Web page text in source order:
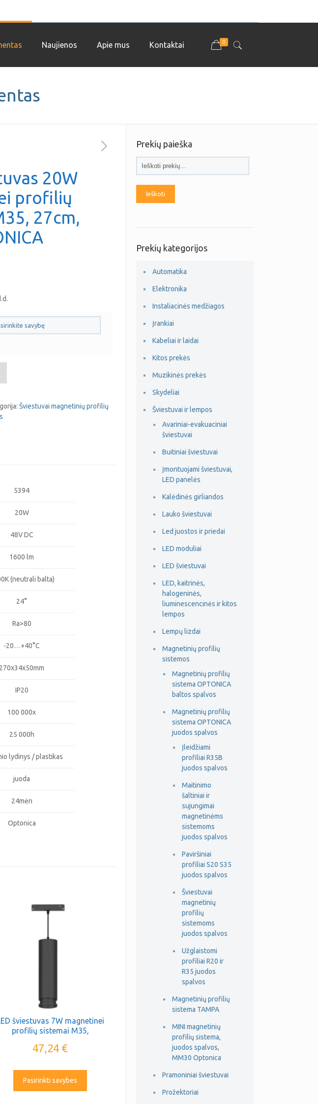
Naujienos Apie mus Kontaktai 0
20W
profilių
27cm,
Šviestuvai magnetinių profilių
5394
20W
48V DC
1600 lm
(neutrali balta)
24°
Ra>80
-20…+40°C
270x34x50mm
IP20
100 000x
25 000h
lydinys / plastikas
juoda
24mėn
Optonica
šviestuvas 7W magnetinei
profilių sistemai M35,
47,24 €
Pasirinkti savybes
Prekių paieška
Ieškoti
Prekių kategorijos
Automatika
Elektronika
Instaliacinės medžiagos
Įrankiai
Kabeliai ir laidai
Kitos prekės
Muzikinės prekės
Skydeliai
Šviestuvai ir lempos
Avariniai-evakuaciniai
šviestuvai
Buitiniai šviestuvai
Įmontuojami šviestuvai,
LED panelės
Kalėdinės girliandos
Lauko šviestuvai
Led juostos ir priedai
LED moduliai
LED šviestuvai
LED, kaitrinės,
halogeninės,
liuminescencinės ir kitos
lempos
Lempų lizdai
Magnetinių profilių
sistemos
Magnetinių profilių
sistema OPTONICA
baltos spalvos
Magnetinių profilių
sistema OPTONICA
juodos spalvos
Įleidžiami
profiliai R35B
juodos spalvos
Maitinimo
šaltiniai ir
sujungimai
magnetinėms
sistemoms
juodos spalvos
Paviršiniai
profiliai S20 S35
juodos spalvos
Šviestuvai
magnetinių
profilių
sistemoms
juodos spalvos
Užglaistomi
profiliai R20 ir
R35 juodos
spalvos
Magnetinių profilių
sistema TAMPA
MINI magnetinių
profilių sistema,
juodos spalvos,
MM30 Optonica
Pramoniniai šviestuvai
Prožektoriai